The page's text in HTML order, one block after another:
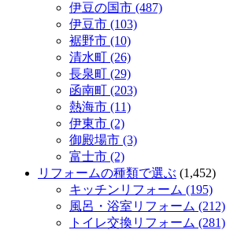
伊豆の国市 (487)
伊豆市 (103)
裾野市 (10)
清水町 (26)
長泉町 (29)
函南町 (203)
熱海市 (11)
伊東市 (2)
御殿場市 (3)
富士市 (2)
リフォームの種類で選ぶ (1,452)
キッチンリフォーム (195)
風呂・浴室リフォーム (212)
トイレ交換リフォーム (281)